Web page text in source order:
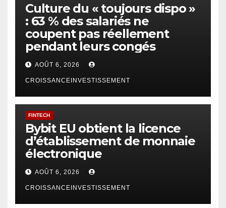
Culture du « toujours dispo »
: 63 % des salariés ne
coupent pas réellement
pendant leurs congés
AOÛT 6, 2026
CROISSANCEINVESTISSEMENT
FINTECH
Bybit EU obtient la licence
d’établissement de monnaie
électronique
AOÛT 6, 2026
CROISSANCEINVESTISSEMENT